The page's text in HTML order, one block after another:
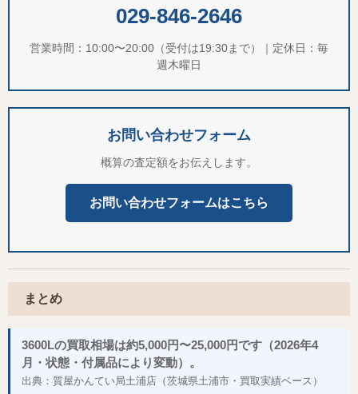
029-846-2646
営業時間：10:00〜20:00（受付は19:30まで）｜定休日：毎
週木曜日
お問い合わせフォーム
概算の査定額をお伝えします。
お問い合わせフォームはこちら
まとめ
3600Lの買取相場は約5,000円〜25,000円です（2026年4
月・状態・付属品により変動）。
出典：質屋かんてい局土浦店（茨城県土浦市・買取実績ベース）